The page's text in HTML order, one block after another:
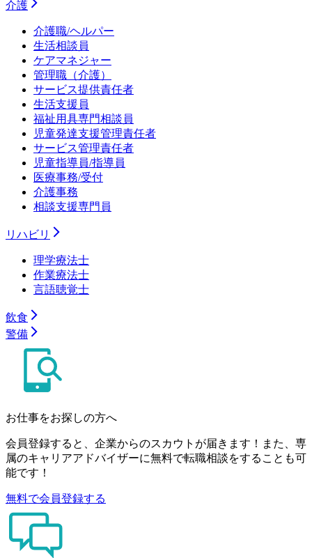
介護
介護職/ヘルパー
生活相談員
ケアマネジャー
管理職（介護）
サービス提供責任者
生活支援員
福祉用具専門相談員
児童発達支援管理責任者
サービス管理責任者
児童指導員/指導員
医療事務/受付
介護事務
相談支援専門員
リハビリ
理学療法士
作業療法士
言語聴覚士
飲食
警備
お仕事をお探しの方へ
会員登録すると、企業からのスカウトが届きます！また、専
属のキャリアアドバイザーに無料で転職相談をすることも可
能です！
無料で会員登録する